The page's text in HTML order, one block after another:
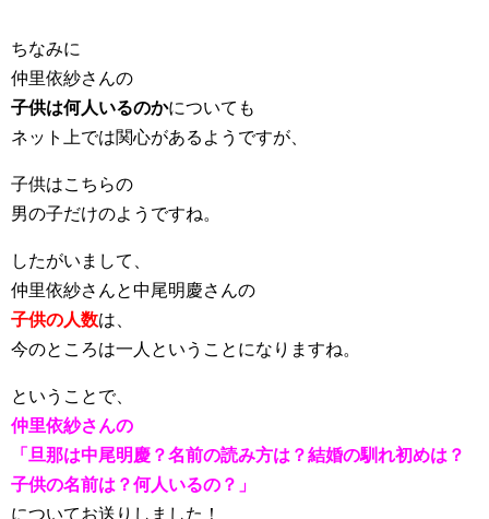
ちなみに
仲里依紗さんの
子供は何人いるのかについても
ネット上では関心があるようですが、
子供はこちらの
男の子だけのようですね。
したがいまして、
仲里依紗さんと中尾明慶さんの
子供の人数は、
今のところは一人ということになりますね。
ということで、
仲里依紗さんの
「旦那は中尾明慶？名前の読み方は？結婚の馴れ初めは？
子供の名前は？何人いるの？」
についてお送りしました！